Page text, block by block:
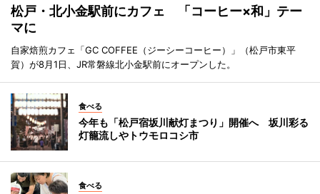
松戸・北小金駅前にカフェ 「コーヒー×和」テー
マに
自家焙煎カフェ「GC COFFEE（ジーシーコーヒー）」（松戸市東平
賀）が8月1日、JR常磐線北小金駅前にオープンした。
食べる
今年も「松戸宿坂川献灯まつり」開催へ 坂川彩る
灯籠流しやトウモロコシ市
食べる